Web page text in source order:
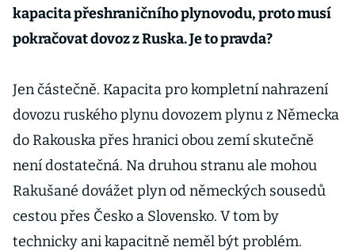
kapacita přeshraničního plynovodu, proto musí
pokračovat dovoz z Ruska. Je to pravda?
Jen částečně. Kapacita pro kompletní nahrazení
dovozu ruského plynu dovozem plynu z Německa
do Rakouska přes hranici obou zemí skutečně
není dostatečná. Na druhou stranu ale mohou
Rakušané dovážet plyn od německých sousedů
cestou přes Česko a Slovensko. V tom by
technicky ani kapacitně neměl být problém.